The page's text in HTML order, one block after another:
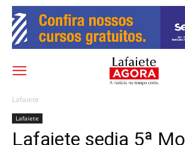
Lafaiete
Lafaiete
Lafaiete sedia 5ª